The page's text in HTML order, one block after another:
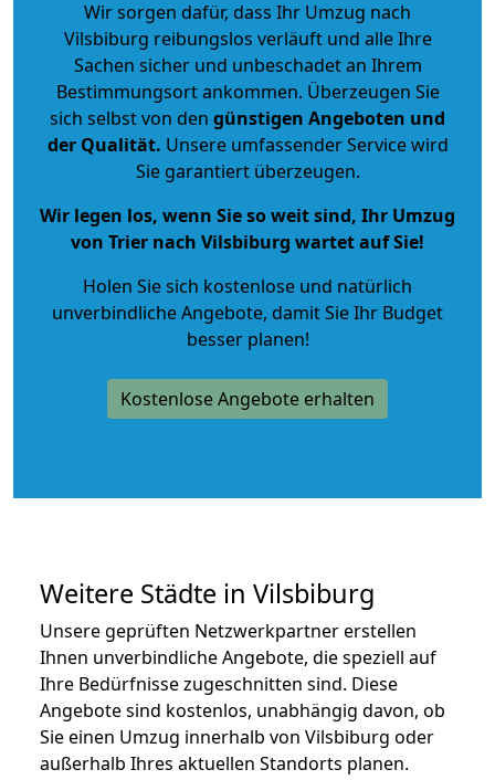
Wir sorgen dafür, dass Ihr Umzug nach
Vilsbiburg reibungslos verläuft und alle Ihre
Sachen sicher und unbeschadet an Ihrem
Bestimmungsort ankommen. Überzeugen Sie
sich selbst von den günstigen Angeboten und
der Qualität. Unsere umfassender Service wird
Sie garantiert überzeugen.
Wir legen los, wenn Sie so weit sind, Ihr Umzug
von Trier nach Vilsbiburg wartet auf Sie!
Holen Sie sich kostenlose und natürlich
unverbindliche Angebote, damit Sie Ihr Budget
besser planen!
Kostenlose Angebote erhalten
Weitere Städte in Vilsbiburg
Unsere geprüften Netzwerkpartner erstellen
Ihnen unverbindliche Angebote, die speziell auf
Ihre Bedürfnisse zugeschnitten sind. Diese
Angebote sind kostenlos, unabhängig davon, ob
Sie einen Umzug innerhalb von Vilsbiburg oder
außerhalb Ihres aktuellen Standorts planen.